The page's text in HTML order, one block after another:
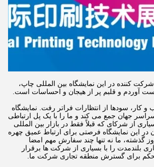
کننده در این نمایشگاه بین المللی چاپ،
آوردم و قلبم پر از هیجان و احساسات است.
سودها از انتظارات فراتر رفت. نمایشگاه
سراسر جهان جمع می کند و ما را با یک پل ارتباطی
از شرکای که قبلاً فقط در بازار بین المللی
در این نمایشگاه فرصتی برای ارتباط عمیق چهره
گذشته، ما نه تنها چند سفارش مهم امضا
بلندمدت را با بسیاری از شرکت ها برقرار
محکم برای گسترش منطقه تجاری شرکت ما.